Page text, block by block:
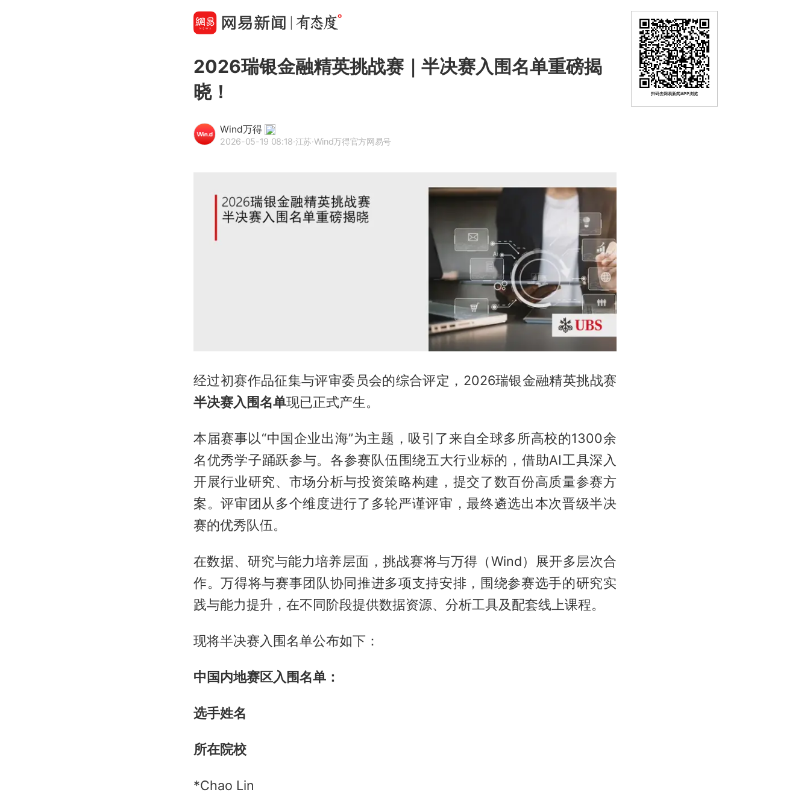
2026瑞银金融精英挑战赛｜半决赛入围名单重磅揭
晓！
Wind万得
2026-05-19 08:18·江苏·Wind万得官方网易号
经过初赛作品征集与评审委员会的综合评定，2026瑞银金融精英挑战赛
半决赛入围名单现已正式产生。
本届赛事以“中国企业出海”为主题，吸引了来自全球多所高校的1300余
名优秀学子踊跃参与。各参赛队伍围绕五大行业标的，借助AI工具深入
开展行业研究、市场分析与投资策略构建，提交了数百份高质量参赛方
案。评审团从多个维度进行了多轮严谨评审，最终遴选出本次晋级半决
赛的优秀队伍。
在数据、研究与能力培养层面，挑战赛将与万得（Wind）展开多层次合
作。万得将与赛事团队协同推进多项支持安排，围绕参赛选手的研究实
践与能力提升，在不同阶段提供数据资源、分析工具及配套线上课程。
现将半决赛入围名单公布如下：
中国内地赛区入围名单：
选手姓名
所在院校
*Chao Lin
扫码去网易新闻APP浏览